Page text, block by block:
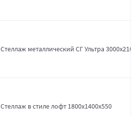
Стеллаж металлический СГ Ультра
Стеллаж в стиле лофт 1800х1400х550